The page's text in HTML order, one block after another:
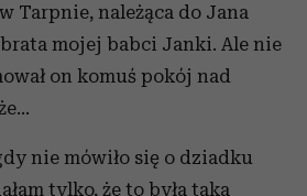
Tarpnie, należąca do Jana
mojej babci Janki. Ale nie
on komuś pokój nad
nie mówiło się o dziadku
tylko, że to była taka